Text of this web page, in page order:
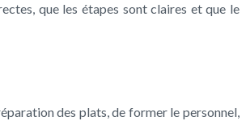
que les étapes sont claires et que le
des plats, de former le personnel,